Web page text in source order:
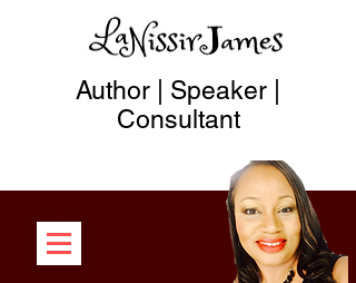
Author | Speaker |
Consultant